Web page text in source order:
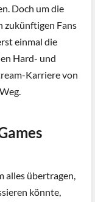
Doch um die
zukünftigen Fans
einmal die
Hard- und
Karriere von
alles übertragen,
könnte,